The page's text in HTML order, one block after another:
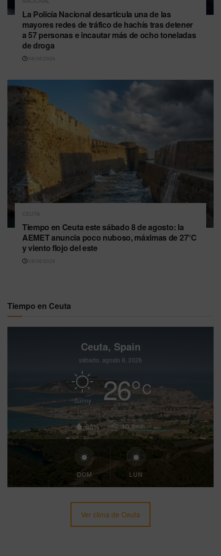
La Policía Nacional desarticula una de las
mayores redes de tráfico de hachís tras detener
a 57 personas e incautar más de ocho toneladas
de droga
08/08/2026
CEUTA
Tiempo en Ceuta este sábado 8 de agosto: la
AEMET anuncia poco nuboso, máximas de 27°C
y viento flojo del este
08/08/2026
Tiempo en Ceuta
Ceuta, Spain
sábado, agosto 8, 2026
Sunny 26°C
68% 10.8mh
DOM LUN
Ver clima de Ceuta